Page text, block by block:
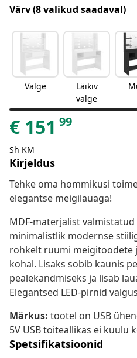
Värv(8 valikud saadaval)
Valge
Läikiv
valge
€ 151 99
Sh KM
Kirjeldus
Tehke oma hommikusi
elegantse meigilauaga!
MDF-materjalist
minimalistlik modernse
rohkelt ruumi meigitoodete
kohal. Lisaks sobib kaunis
pealekandmiseks ja lisab
Elegantsed LED-pirnid
Märkus: tootel on USB
5V USB toiteallikas ei kuulu
Spetsifikatsioonid